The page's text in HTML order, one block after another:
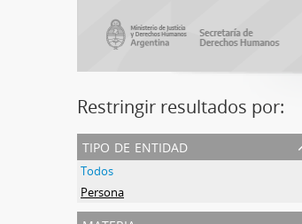
Restringir resultados por:
tipo de entidad
Todos
Persona